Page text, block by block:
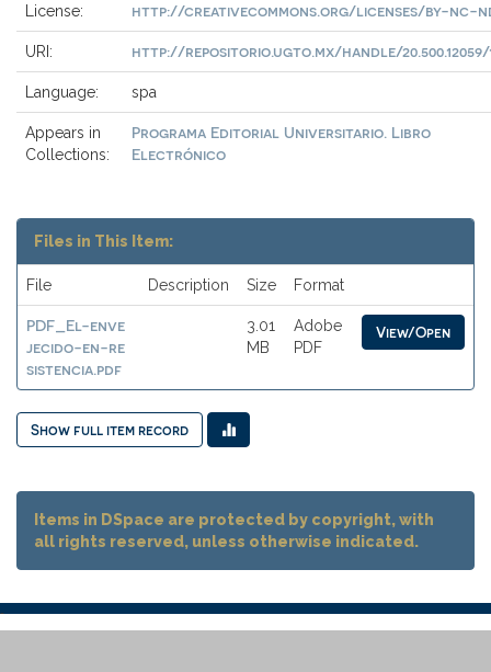
License: http://creativecommons.org/licenses/by-nc-
URI: http://repositorio.ugto.mx/handle/20.500.12059/
Language: spa
Appears in
Collections:
Programa Editorial Universitario. Libro
Electrónico
Files in This Item:
File Description Size Format
PDF_El-enve
jecido-en-re
sistencia.pdf
3.01
MB
Adobe
PDF
View/Open
Show full item record
Items in DSpace are protected by copyright, with
all rights reserved, unless otherwise indicated.